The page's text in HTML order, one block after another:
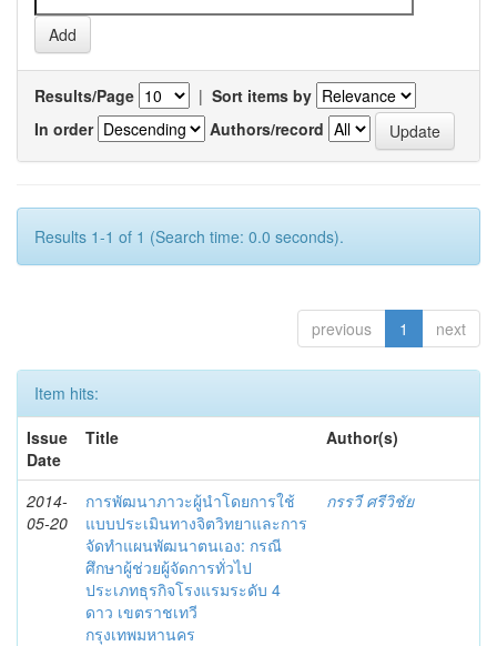
Results/Page | Sort items by
In order
Authors/record
Results 1-1 of 1 (Search time: 0.0 seconds).
previous 1 next
Item hits:
Issue
Date
Title Author(s)
2014-
05-20
การพัฒนาภาวะผู้นำโดยการใช้
แบบประเมินทางจิตวิทยาและการ
จัดทำแผนพัฒนาตนเอง: กรณี
ศึกษาผู้ช่วยผู้จัดการทั่วไป
ประเภทธุรกิจโรงแรมระดับ 4
ดาว เขตราชเทวี
กรุงเทพมหานคร
กรรวี ศรีวิชัย